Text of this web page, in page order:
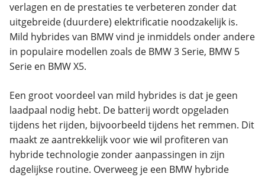
verlagen en de prestaties te verbeteren zonder dat
uitgebreide (duurdere) elektrificatie noodzakelijk is.
Mild hybrides van BMW vind je inmiddels onder andere
in populaire modellen zoals de BMW 3 Serie, BMW 5
Serie en BMW X5.
Een groot voordeel van mild hybrides is dat je geen
laadpaal nodig hebt. De batterij wordt opgeladen
tijdens het rijden, bijvoorbeeld tijdens het remmen. Dit
maakt ze aantrekkelijk voor wie wil profiteren van
hybride technologie zonder aanpassingen in zijn
dagelijkse routine. Overweeg je een BMW hybride